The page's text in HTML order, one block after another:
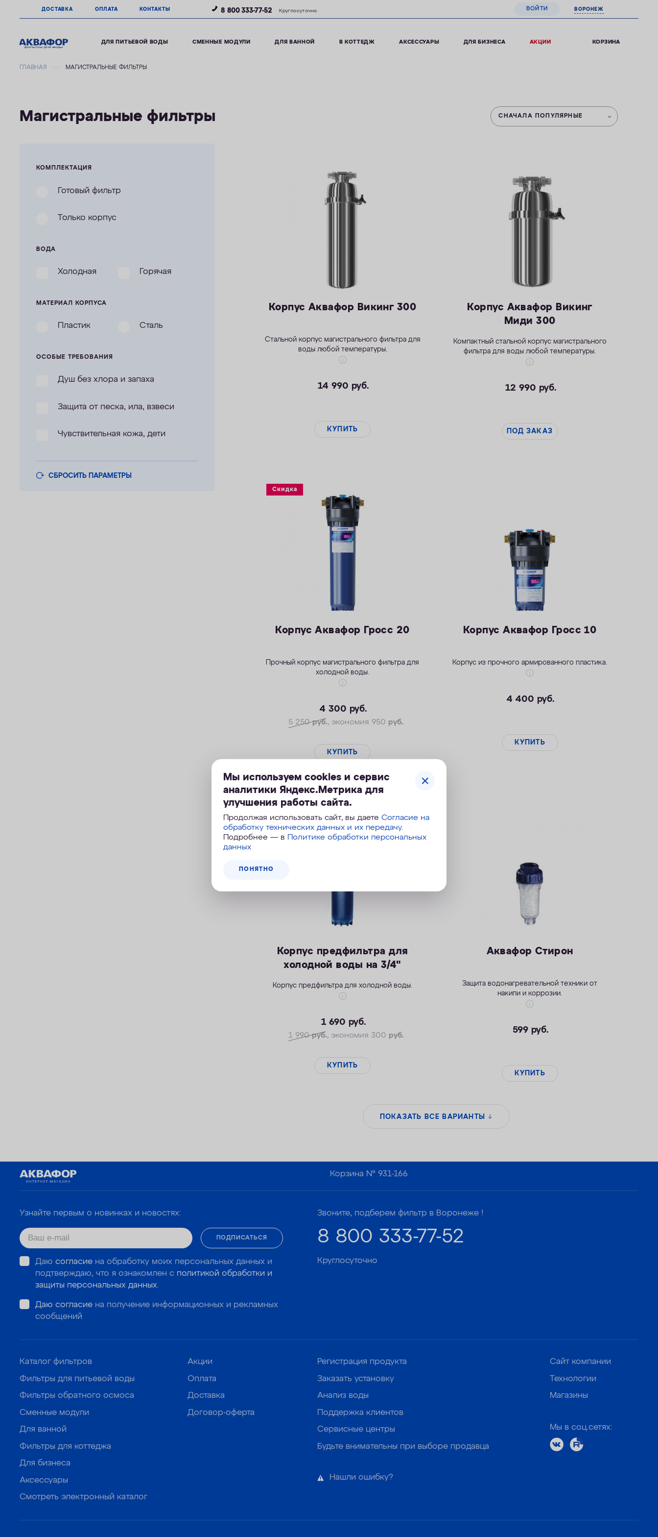
ДОСТАВКА ОПЛАТА КОНТАКТЫ 8 800 333-77-52 Круглосуточно ВОЙТИ ВОРОНЕЖ
ДЛЯ ПИТЬЕВОЙ ВОДЫ СМЕННЫЕ МОДУЛИ ДЛЯ ВАННОЙ В КОТТЕДЖ АКСЕССУАРЫ ДЛЯ БИЗНЕСА АКЦИИ КОРЗИНА
ГЛАВНАЯ МАГИСТРАЛЬНЫЕ ФИЛЬТРЫ
Магистральные фильтры
КОМПЛЕКТАЦИЯ
Готовый фильтр
Только корпус
ВОДА
Холодная Горячая
МАТЕРИАЛ КОРПУСА
Пластик Сталь
ОСОБЫЕ ТРЕБОВАНИЯ
Душ без хлора и запаха
Защита от песка, ила, взвеси
Чувствительная кожа, дети
СНАЧАЛА ПОПУЛЯРНЫЕ
Корпус Аквафор Викинг 300
Стальной корпус магистрального фильтра для
воды любой температуры.
14 990 руб.
КУПИТЬ
Корпус Аквафор Викинг
Миди 300
Компактный стальной корпус магистрального
фильтра для воды любой температуры.
12 990 руб.
ПОД ЗАКАЗ
Скидка
Корпус Аквафор Гросс 20
Прочный корпус магистрального фильтра для
холодной воды.
4 300 руб.
5 250руб., экономия 950 руб.
КУПИТЬ
Корпус Аквафор Гросс 10
Корпус из прочного армированного пластика.
4 400 руб.
КУПИТЬ
Корпус предфильтра для
холодной воды на 3/4"
Корпус предфильтра для холодной воды.
1 690 руб.
1 990руб., экономия 300 руб.
КУПИТЬ
Аквафор Стирон
Защита водонагревательной техники от
накипи и коррозии.
599 руб.
КУПИТЬ
ПОКАЗАТЬ ВСЕ ВАРИАНТЫ
Мы используем cookies и сервис
аналитики Яндекс.Метрика для
улучшения работы сайта.
Продолжая использовать сайт, вы даете Согласие на
обработку технических данных и их передачу.
Подробнее — в Политике обработки персональных
данных
ПОНЯТНО
Корзина №931-166
Узнайте первым о новинках и новостях:
ПОДПИСАТЬСЯ
Даю согласиена обработку моих персональных данных и
подтверждаю, что я ознакомлен с политикой обработки и
защиты персональных данных.
Даю согласиена получение информационных и рекламных
сообщений
Звоните, подберем фильтр в Воронеже !
8 800 333-77-52
Круглосуточно
Каталог фильтров
Фильтры для питьевой воды
Фильтры обратного осмоса
Сменные модули
Для ванной
Фильтры для коттеджа
Для бизнеса
Аксессуары
Смотреть электронный каталог
Акции
Оплата
Доставка
Договор-оферта
Регистрация продукта
Заказать установку
Анализ воды
Поддержка клиентов
Сервисные центры
Будьте внимательны при выборе продавца
Нашли ошибку?
Сайт компании
Технологии
Магазины
Мы в соц.сетях: